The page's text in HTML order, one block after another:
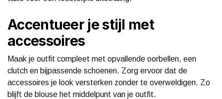
Accentueer je stijl met
accessoires
Maak je outfit compleet met opvallende oorbellen, een
clutch en bijpassende schoenen. Zorg ervoor dat de
accessoires je look versterken zonder te overweldigen. Zo
blijft de blouse het middelpunt van je outfit.